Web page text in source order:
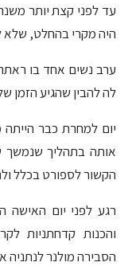
עד לפני קצת יותר
היה מקרי בהחלט, שלא
ערב נשים אחד בו
לה להבין שהגיע הזמן
יום למחרת כבר הייתה
אותה בתהליך שנמשך
הקשור לספורט בכלל
והכנות קדחתניות
הסבירה מולנר לנתניה